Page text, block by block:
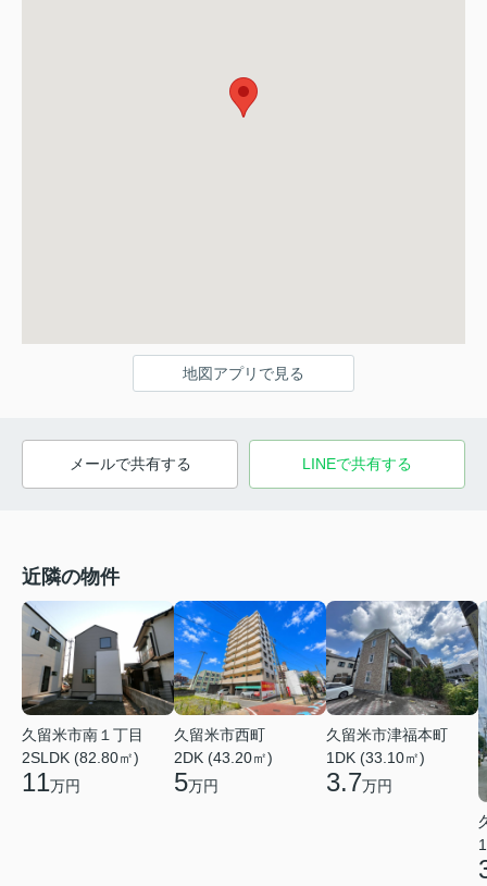
地図アプリで見る
メールで共有する LINEで共有する
近隣の物件
久留米市南１丁目
2SLDK (82.80㎡)
11万円
久留米市西町
2DK (43.20㎡)
5万円
久留米市津福本町
1DK (33.10㎡)
3.7万円